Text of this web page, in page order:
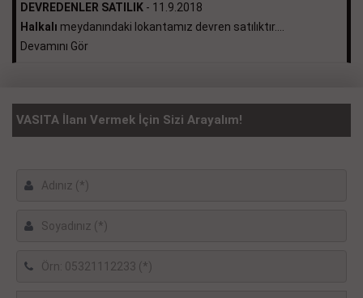
DEVREDENLER SATILIK - 11.9.2018
Halkalı meydanındaki lokantamız devren satılıktır....
Devamını Gör
VASITA İlanı Vermek İçin Sizi Arayalım!